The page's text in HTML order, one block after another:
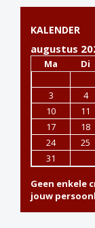
KALENDER
augustus
Ma Di
3
4
10
11
17
18
24
25
31
Geen enkele
jouw